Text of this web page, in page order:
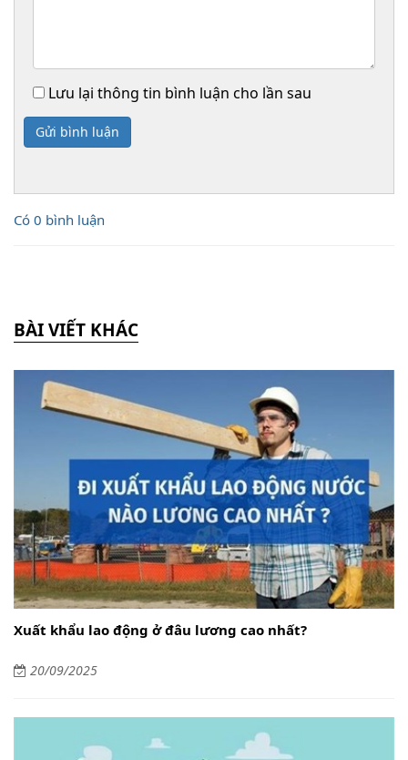
Lưu lại thông tin bình luận cho lần sau
Gửi bình luận
Có 0 bình luận
BÀI VIẾT KHÁC
Xuất khẩu lao động ở đâu lương cao nhất?
20/09/2025